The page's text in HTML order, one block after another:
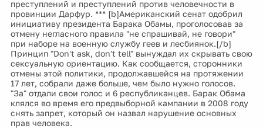
преступлений и преступлений против человечности в
провинции Дарфур. *** [b]Американский сенат одобрил
инициативу президента Барака Обамы, проголосовав за
отмену негласного правила "не спрашивай, не говори"
при наборе на военную службу геев и лесбиянок.[/b]
Принцип "Don't ask, don't tell" вынуждал их скрывать свою
сексуальную ориентацию. Как сообщается, сторонники
отмены этой политики, продолжавшейся на протяжении
17 лет, собрали даже больше, чем было нужно голосов.
"За" отдали свои голос и 6 республиканцев. Барак Обама
клялся во время его предвыборной кампании в 2008 году
снять запрет, который он назвал нарушение основных
прав человека.